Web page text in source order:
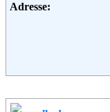
Adresse: